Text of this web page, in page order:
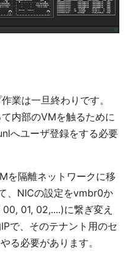
業は一旦終わりです。
内部のVMを触るために
へユーザ登録をする必要
を隔離ネットワークに移
、NICの設定をvmbr0か
01, 02,....)に繋ぎ変え
で、そのテナント用のセ
る必要があります。